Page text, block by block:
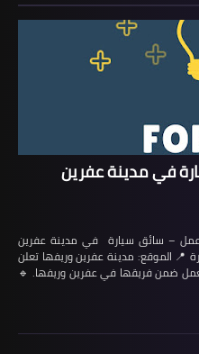
في مدينة عفرين
– سائق سيارة في مدينة عفرين
الموقع: مدينة عفرين وريفها تعلن
ضمن فريقها في عفرين وريفها. 🔹